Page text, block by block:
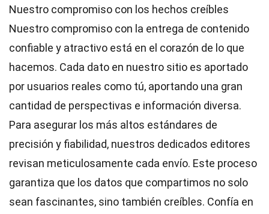
Nuestro compromiso con los hechos creíbles
Nuestro compromiso con la entrega de contenido
confiable y atractivo está en el corazón de lo que
hacemos. Cada dato en nuestro sitio es aportado
por usuarios reales como tú, aportando una gran
cantidad de perspectivas e información diversa.
Para asegurar los más altos estándares de
precisión y fiabilidad, nuestros dedicados editores
revisan meticulosamente cada envío. Este proceso
garantiza que los datos que compartimos no solo
sean fascinantes, sino también creíbles. Confía en